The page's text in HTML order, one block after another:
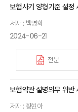
보험사기 양형기준 설정
저자 : 백영화
2024-06-21
전문
보험약관 설명의무 위반
저자 : 황현아